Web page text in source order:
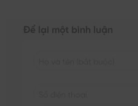
Để lại một bình luận